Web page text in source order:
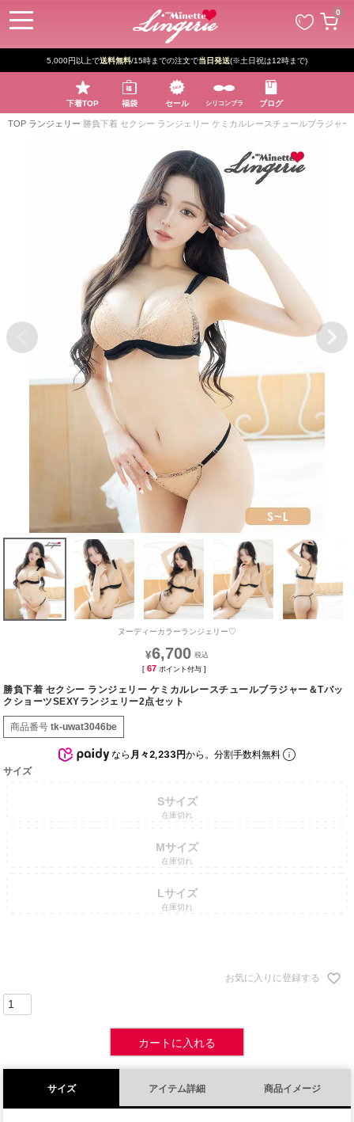
0
5,000円以上で送料無料/15時までの注文で当日発送(※土日祝は12時まで)
下着TOP 福袋 セール シリコンブラ ブログ
TOP ランジェリー 勝負下着 セクシー ランジェリー ケミカルレースチュールブラジャ
ヌーディーカラーランジェリー♡
¥6,700
[ 67 ポイント付与 ]
勝負下着 セクシー ランジェリー ケミカルレースチュールブラジャー＆Tバッ
クショーツSEXYランジェリー2点セット
商品番号 tk-uwat3046be
なら 月々2,233円から。分割手数料無料
サイズ
Sサイズ
在庫切れ
Mサイズ
在庫切れ
Lサイズ
在庫切れ
お気に入りに登録する
カートに入れる
サイズ アイテム詳細 商品イメージ
ペー
ジト